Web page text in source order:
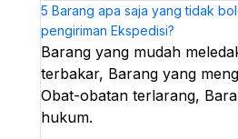
5 Barang apa saja yang tidak
pengiriman Ekspedisi?
Barang yang mudah
terbakar, Barang yang
Obat-obatan terlarang,
hukum.